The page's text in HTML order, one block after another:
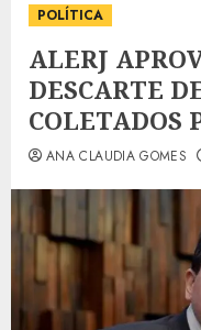
POLÍTICA
ALERJ
DESCARTE
COLETADOS
ANA CLAUDIA GOMES